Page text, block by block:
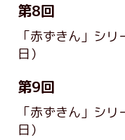
第8回
「赤ずきん」シ
日）
第9回
「赤ずきん」シ
日）